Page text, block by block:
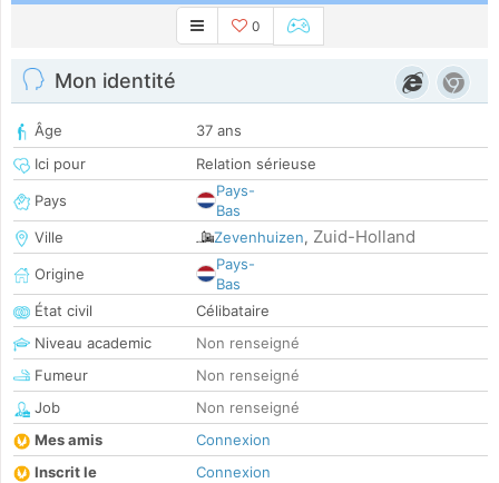
0
Mon identité
Âge
37 ans
Ici pour
Relation sérieuse
Pays
Pays-
Bas
Ville
Zevenhuizen, Zuid-Holland
Origine
Pays-
Bas
État civil
Célibataire
Niveau academic
Non renseigné
Fumeur
Non renseigné
Job
Non renseigné
Mes amis
Connexion
Inscrit le
Connexion